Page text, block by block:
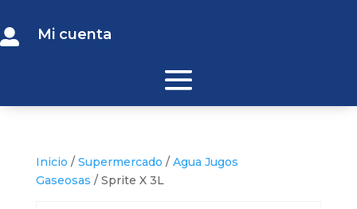
 Mi cuenta
Inicio / Supermercado / Agua Jugos
Gaseosas / Sprite X 3L